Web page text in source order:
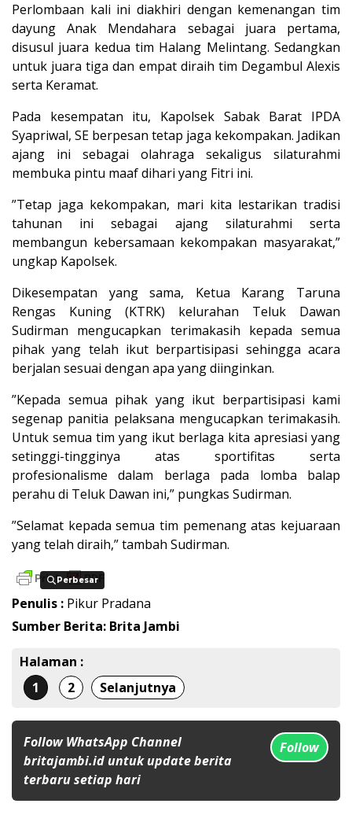
Perlombaan kali ini diakhiri dengan kemenangan tim
dayung Anak Mendahara sebagai juara pertama,
disusul juara kedua tim Halang Melintang. Sedangkan
untuk juara tiga dan empat diraih tim Degambul Alexis
serta Keramat.
Pada kesempatan itu, Kapolsek Sabak Barat IPDA
Syapriwal, SE berpesan tetap jaga kekompakan. Jadikan
ajang ini sebagai olahraga sekaligus silaturahmi
membuka pintu maaf dihari yang Fitri ini.
”Tetap jaga kekompakan, mari kita lestarikan tradisi
tahunan ini sebagai ajang silaturahmi serta
membangun kebersamaan kekompakan masyarakat,”
ungkap Kapolsek.
Dikesempatan yang sama, Ketua Karang Taruna
Rengas Kuning (KTRK) kelurahan Teluk Dawan
Sudirman mengucapkan terimakasih kepada semua
pihak yang telah ikut berpartisipasi sehingga acara
berjalan sesuai dengan apa yang diinginkan.
”Kepada semua pihak yang ikut berpartisipasi kami
segenap panitia pelaksana mengucapkan terimakasih.
Untuk semua tim yang ikut berlaga kita apresiasi yang
setinggi-tingginya atas sportifitas serta
profesionalisme dalam berlaga pada lomba balap
perahu di Teluk Dawan ini,” pungkas Sudirman.
”Selamat kepada semua tim pemenang atas kejuaraan
yang telah diraih,” tambah Sudirman.
Perbesar
Perbesar
Penulis : Pikur Pradana
Sumber Berita: Brita Jambi
Halaman :
1
2 Selanjutnya
Follow WhatsApp Channel
britajambi.id untuk update berita
terbaru setiap hari
Follow